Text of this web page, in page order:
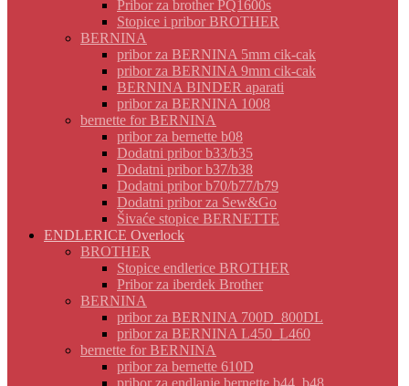
Pribor za brother PQ1600s
Stopice i pribor BROTHER
BERNINA
pribor za BERNINA 5mm cik-cak
pribor za BERNINA 9mm cik-cak
BERNINA BINDER aparati
pribor za BERNINA 1008
bernette for BERNINA
pribor za bernette b08
Dodatni pribor b33/b35
Dodatni pribor b37/b38
Dodatni pribor b70/b77/b79
Dodatni pribor za Sew&Go
Šivaće stopice BERNETTE
ENDLERICE Overlock
BROTHER
Stopice endlerice BROTHER
Pribor za iberdek Brother
BERNINA
pribor za BERNINA 700D_800DL
pribor za BERNINA L450_L460
bernette for BERNINA
pribor za bernette 610D
pribor za endlanje bernette b44_b48